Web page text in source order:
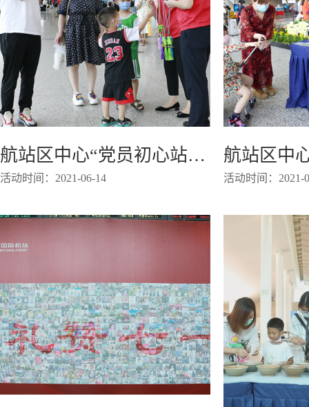
航站区中心“党员初心站”开展端午节庆活动
活动时间：2021-06-14 活动时间：2021-